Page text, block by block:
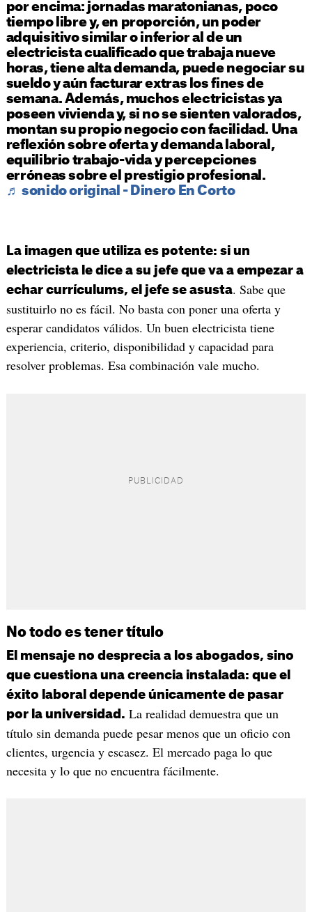
por encima: jornadas maratonianas, poco
tiempo libre y, en proporción, un poder
adquisitivo similar o inferior al de un
electricista cualificado que trabaja nueve
horas, tiene alta demanda, puede negociar su
sueldo y aún facturar extras los fines de
semana. Además, muchos electricistas ya
poseen vivienda y, si no se sienten valorados,
montan su propio negocio con facilidad. Una
reflexión sobre oferta y demanda laboral,
equilibrio trabajo-vida y percepciones
erróneas sobre el prestigio profesional.
♬ sonido original - Dinero En Corto
La imagen que utiliza es potente: si un
electricista le dice a su jefe que va a empezar a
echar currículums, el jefe se asusta. Sabe que
sustituirlo no es fácil. No basta con poner una oferta y
esperar candidatos válidos. Un buen electricista tiene
experiencia, criterio, disponibilidad y capacidad para
resolver problemas. Esa combinación vale mucho.
No todo es tener título
El mensaje no desprecia a los abogados, sino
que cuestiona una creencia instalada: que el
éxito laboral depende únicamente de pasar
por la universidad. La realidad demuestra que un
título sin demanda puede pesar menos que un oficio con
clientes, urgencia y escasez. El mercado paga lo que
necesita y lo que no encuentra fácilmente.